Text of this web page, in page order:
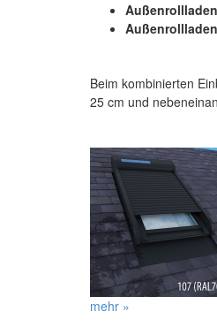
Beim kombinierten
25 cm und
mehr »